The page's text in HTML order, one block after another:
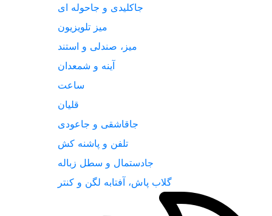
جاکلیدی و جاحوله ای
میز تلویزیون
میز، صندلی و استند
آینه و شمعدان
ساعت
قلیان
جاقاشقی و جاعودی
تلفن و پاشنه کش
جادستمال و سطل زباله
گلاب پاش، آفتابه لگن و کنتر